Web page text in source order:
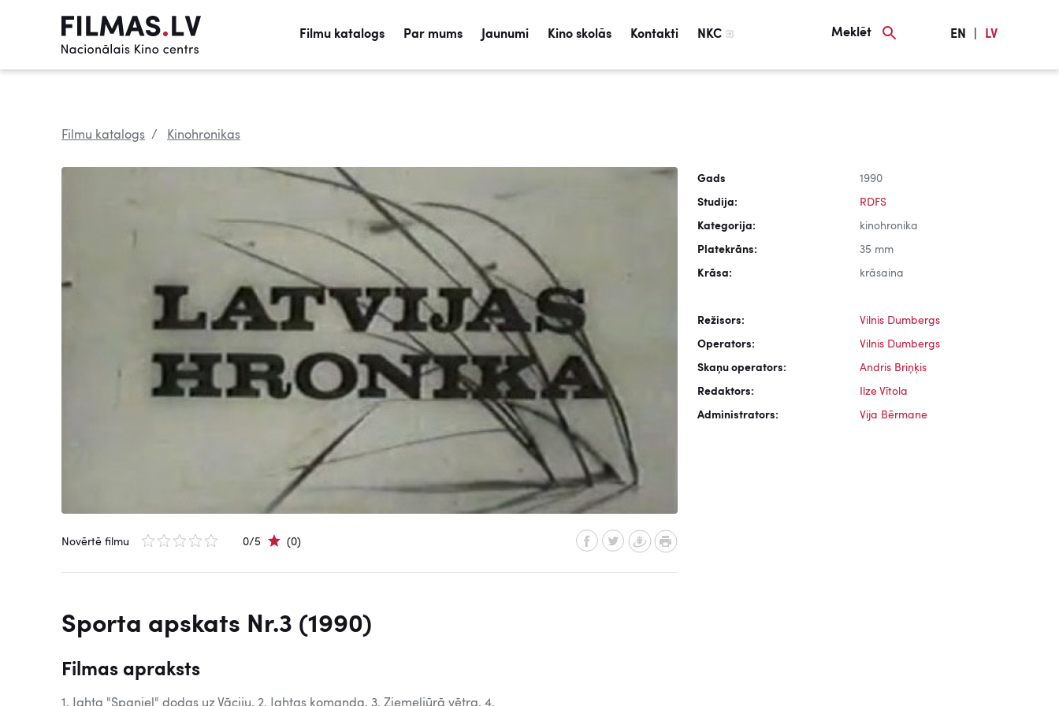
Filmu katalogs Par mums Jaunumi Kino skolās Kontakti NKC Meklēt EN LV
Filmu katalogs Kinohronikas
Novērtē filmu 0/5 (0)
Sporta apskats Nr.3 (1990)
Filmas apraksts
Gads 1990
Studija: RDFS
Kategorija: kinohronika
Platekrāns: 35 mm
Krāsa: krāsaina
Režisors: Vilnis Dumbergs
Operators: Vilnis Dumbergs
Skaņu operators: Andris Briņķis
Redaktors: Ilze Vītola
Administrators: Vija Bērmane